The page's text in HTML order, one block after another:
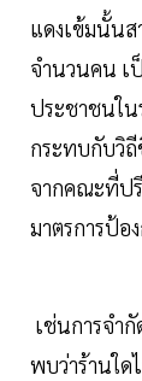
แดงเข้มนั้นส
จำนวนคน เ
ประชาชนใน
กระทบกับวิ
จากคณะที่ป
มาตรการป้อ
เช่นการจำ
พบว่าร้านใด